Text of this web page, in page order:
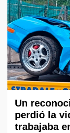
Un
perdió la
trabajaba